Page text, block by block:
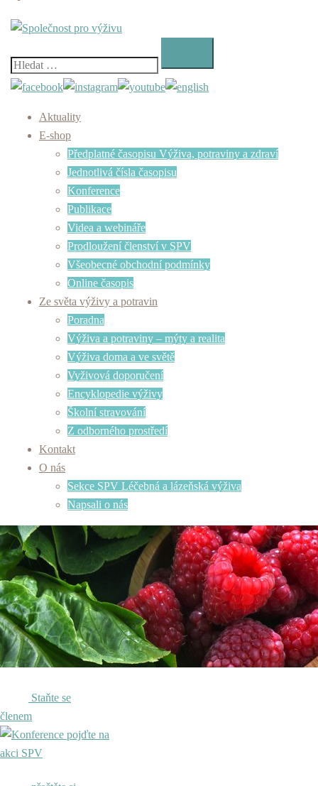
Skip
content
Vyhledávání
Aktuality
E-shop
Předplatné časopisu Výživa, potraviny a zdraví
Jednotlivá čísla časopisu
Konference
Publikace
Videa a webináře
Prodloužení členství v SPV
Všeobecné obchodní podmínky
Online časopis
Ze světa výživy a potravin
Poradna
Výživa a potraviny – mýty a realita
Výživa doma a ve světě
Vyživová doporučení
Encyklopedie výživy
Školní stravování
Z odborného prostředí
Kontakt
O nás
Sekce SPV Léčebná a lázeňská výživa
Napsali o nás
Staňte se
členem
pojďte na
akci SPV